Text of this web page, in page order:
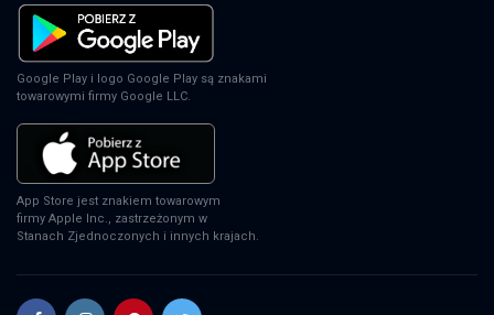
Google Play i logo Google Play są znakami
towarowymi firmy Google LLC.
App Store jest znakiem towarowym
firmy Apple Inc., zastrzeżonym w
Stanach Zjednoczonych i innych krajach.